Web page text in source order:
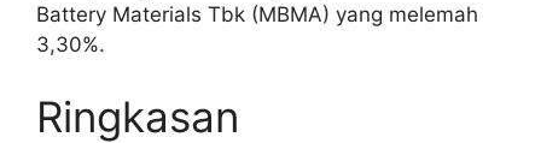
Battery Materials Tbk (MBMA) yang melemah
3,30%.
Ringkasan